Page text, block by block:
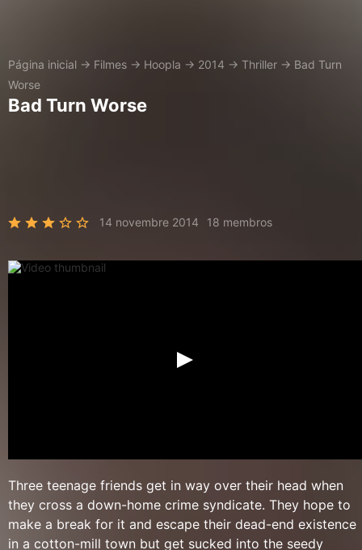
Página inicial → Filmes → Hoopla → 2014 → Thriller → Bad Turn
Worse
Bad Turn Worse
14 novembre 2014 18 membros
Three teenage friends get in way over their head when
they cross a down-home crime syndicate. They hope to
make a break for it and escape their dead-end existence
in a cotton-mill town but get sucked into the seedy